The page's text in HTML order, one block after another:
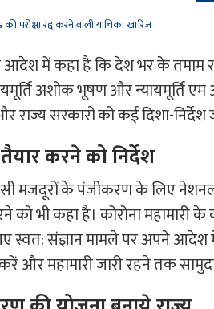
में कहा है कि देश भर के तमाम
अशोक भूषण और न्यायमूर्ति
सरकारों को कई दिशा-निर्देश
करने को निर्देश
मजदूरों के पंजीकरण के लिए
भी कहा है। कोरोना महामारी के
स्वत: संज्ञान मामले पर अपने
और महामारी जारी रहने तक